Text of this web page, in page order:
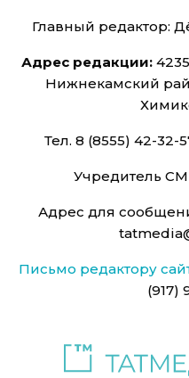
Главный редактор:
Адрес редакции:
Нижнекамский
Тел. 8 (8555) 42-32-
Учредитель
Адрес для
Письмо редактору
(917)